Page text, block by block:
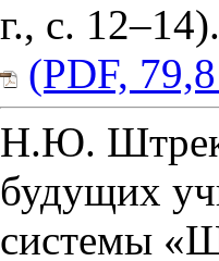
г., с. 12–14).
(PDF,
Н.Ю.
будущих
системы